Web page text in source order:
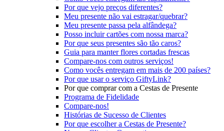
Por que vejo preços diferentes?
Meu presente não vai estragar/quebrar?
Meu presente passa pela alfândega?
Posso incluir cartões com nossa marca?
Por que seus presentes são tão caros?
Guia para manter flores cortadas frescas
Compare-nos com outros serviços!
Como vocês entregam em mais de 200 países?
Por que usar o serviço GiftyLink?
Por que comprar com a Cestas de Presente
Programa de Fidelidade
Compare-nos!
Histórias de Sucesso de Clientes
Por que escolher a Cestas de Presente?